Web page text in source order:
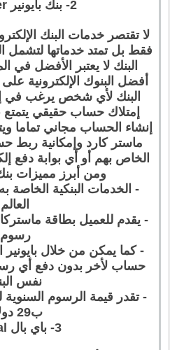
2- بنك بايونير Payoneer
لا تقتصر خدمات البنك
فقط بل تمتد خدماتها لتشمل
البنك لا يعتبر الأفضل
أفضل البنوك الإلكترونية
البنك لأي شخص يرغب في
إمتلاك حساب حقيقي يتمتع
إنشاء الحساب مجاني تماما
ماستر كارد وإمكانية ربط
الخاص بهم أو أي بوابة دفع
ومن أبرز مميزات
- الخدمات البنكية الخاصة
- يقدم للعميل بطاقة
- كما يمكن من خلال بايونير
حساب لأخر بدون دفع أي
نفس
- تقدر قيمة الرسوم
ب29 دولار.
3- باي بال PayPal